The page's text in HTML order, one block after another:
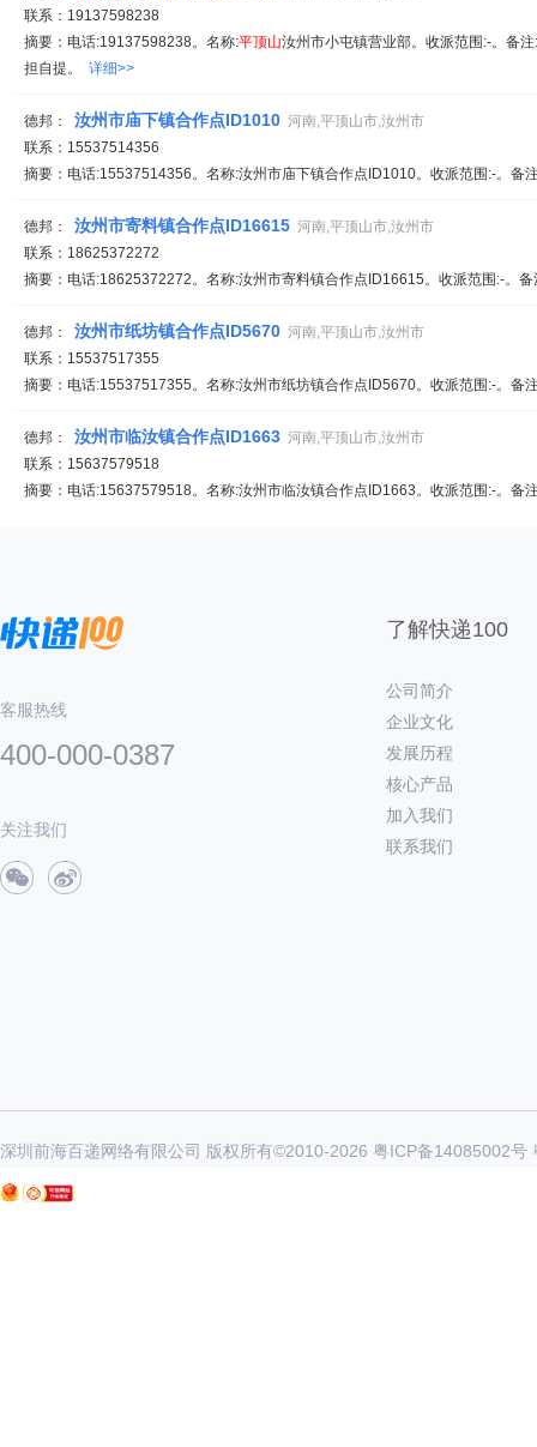
联系：19137598238
摘要：电话:19137598238。名称:平顶山汝州市小屯镇营业部。收派范围:-。备
担自提。 详细>>
德邦： 汝州市庙下镇合作点ID1010 河南,平顶山市,汝州市
联系：15537514356
摘要：电话:15537514356。名称:汝州市庙下镇合作点ID1010。收派范围:-。备
德邦： 汝州市寄料镇合作点ID16615 河南,平顶山市,汝州市
联系：18625372272
摘要：电话:18625372272。名称:汝州市寄料镇合作点ID16615。收派范围:-。
德邦： 汝州市纸坊镇合作点ID5670 河南,平顶山市,汝州市
联系：15537517355
摘要：电话:15537517355。名称:汝州市纸坊镇合作点ID5670。收派范围:-。备
德邦： 汝州市临汝镇合作点ID1663 河南,平顶山市,汝州市
联系：15637579518
摘要：电话:15637579518。名称:汝州市临汝镇合作点ID1663。收派范围:-。备
客服热线
400-000-0387
关注我们
了解快递100
公司简介
企业文化
发展历程
核心产品
加入我们
联系我们
深圳前海百递网络有限公司 版权所有©2010-2026 粤ICP备14085002号